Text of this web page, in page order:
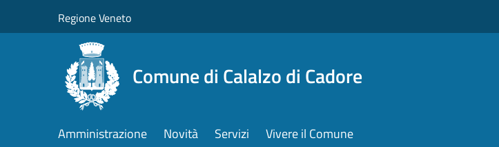
Regione Veneto
Comune di Calalzo di Cadore
Amministrazione Novità Servizi Vivere il Comune